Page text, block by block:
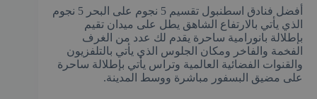
أفضل فنادق اسطنبول تقسيم 5 نجوم على البحر 5 نجوم
الذي يأتي بالارتفاع الشاهق يطل على ميدان تقيم
بإطلالة بانورامية ساحرة يقدم لك عدد من الغرف
الفخمة والفاخر ومكان الجلوس الذي يأتي بالتلفزيون
والقنوات الفضائية العالمية وتراس يأتي بإطلالة ساحرة
على مضيق البسفور مباشرة ووسط المدينة.